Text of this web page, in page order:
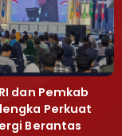
dan Pemkab
Perkuat
Berantas